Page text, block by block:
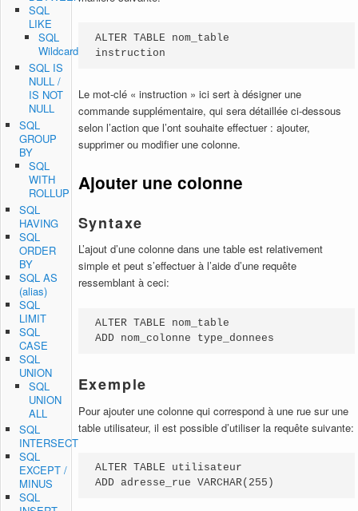
ALTER TABLE nom_table
instruction
Le mot-clé « instruction » ici sert à désigner une
commande supplémentaire, qui sera détaillée ci-dessous
selon l’action que l’ont souhaite effectuer : ajouter,
supprimer ou modifier une colonne.
Ajouter une colonne
Syntaxe
L’ajout d’une colonne dans une table est relativement
simple et peut s’effectuer à l’aide d’une requête
ressemblant à ceci:
ALTER TABLE nom_table
ADD nom_colonne type_donnees
Exemple
Pour ajouter une colonne qui correspond à une rue sur une
table utilisateur, il est possible d’utiliser la requête suivante:
ALTER TABLE utilisateur
ADD adresse_rue VARCHAR(255)
SQL
LIKE
SQL
Wildcards
SQL IS
NULL /
IS NOT
NULL
SQL
GROUP
BY
SQL
WITH
ROLLUP
SQL
HAVING
SQL
ORDER
BY
SQL AS
(alias)
SQL
LIMIT
SQL
CASE
SQL
UNION
SQL
UNION
ALL
SQL
INTERSECT
SQL
EXCEPT /
MINUS
SQL